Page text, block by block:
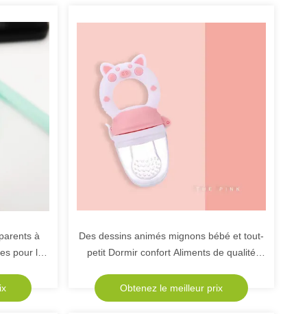
à
pour les
Des dessins animés mignons bébé et tout-
petit Dormir confort Aliments de qualité
Grinds des dents
Obtenez le meilleur prix